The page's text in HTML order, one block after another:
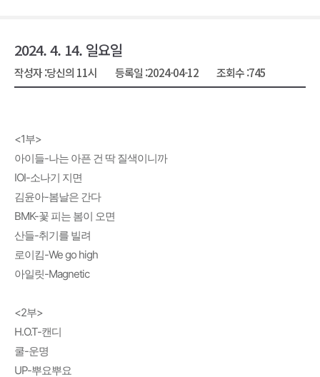
2024. 4. 14. 일요일
작성자 :당신의 11시 등록일 :2024-04-12 조회수 :745
<1부>
아이들-나는 아픈 건 딱 질색이니까
IOI-소나기 지면
김윤아-봄날은 간다
BMK-꽃 피는 봄이 오면
산들-취기를 빌려
로이킴-We go high
아일릿-Magnetic
<2부>
H.O.T-캔디
쿨-운명
UP-뿌요뿌요